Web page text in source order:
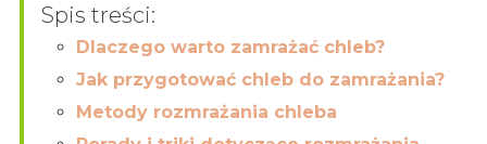
Spis treści:
Dlaczego warto zamrażać chleb?
Jak przygotować chleb do zamrażania?
Metody rozmrażania chleba